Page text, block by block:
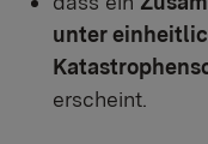
unter
erscheint.